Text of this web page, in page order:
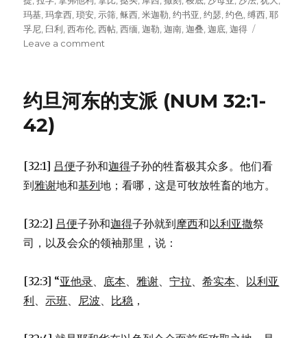
玛基 ,玛拿西 ,琐安 示筛 ,稣西 ,米迦勒 ,约书亚 ,约瑟 ,约色 ,缚西 ,耶
孚尼 臼利 ,西布伦 ,西帖 ,西缅 ,迦勒 ,迦南 ,迦叠 ,迦底 ,迦得
Leave a comment
子
(NUM
13:1-
24)
约旦河东的支派 (NUM 32:1-
42)
[32:1] 吕便子孙和迦得子孙的牲畜极其众多。他们看
到雅谢地和基列地；看哪，这是可牧放牲畜的地方。
[32:2] 吕便子孙和迦得子孙就到摩西和以利亚撒祭
司，以及会众的领袖那里，说：
[32:3] “亚他录、 底本、雅谢、宁拉、希实本、 以利亚
利、示班、 尼波、 比稳 ，